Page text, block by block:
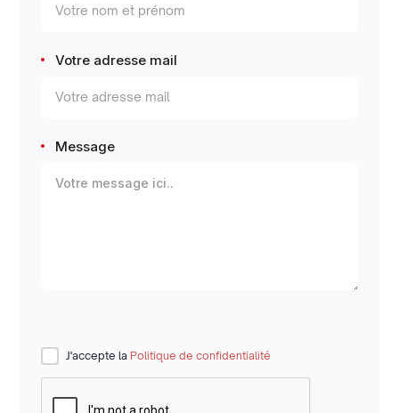
Votre adresse mail
Message
J'accepte la Politique de confidentialité